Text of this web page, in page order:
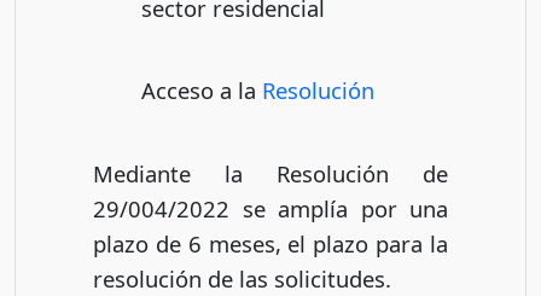
sector residencial
Acceso a la Resolución
Mediante la Resolución de
29/004/2022 se amplía por una
plazo de 6 meses, el plazo para la
resolución de las solicitudes.